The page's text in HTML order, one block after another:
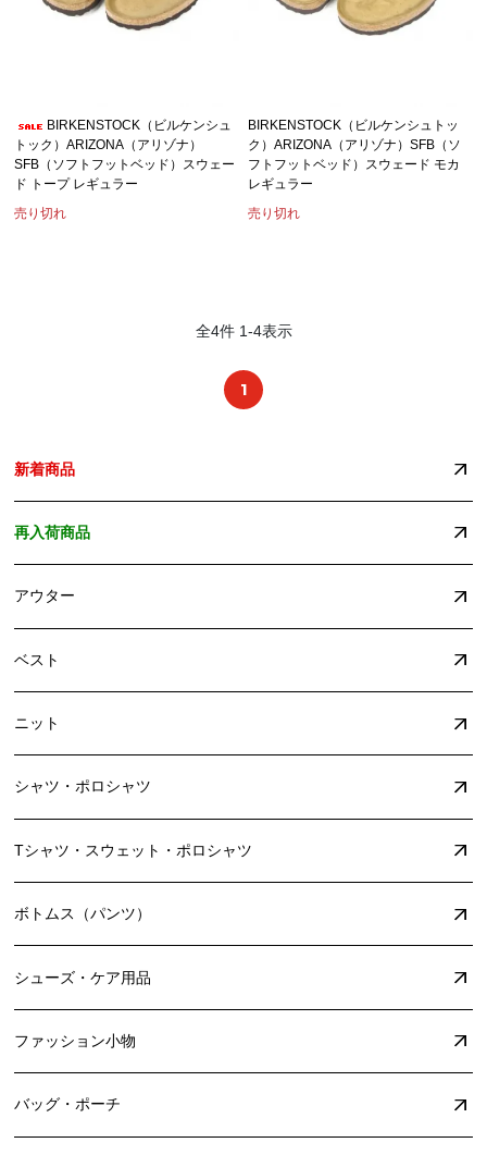
BIRKENSTOCK（ビルケンシュ
トック）ARIZONA（アリゾナ）
SFB（ソフトフットベッド）スウェー
ド トープ レギュラー
売り切れ
BIRKENSTOCK（ビルケンシュトッ
ク）ARIZONA（アリゾナ）SFB（ソ
フトフットベッド）スウェード モカ
レギュラー
売り切れ
全4件 1-4表示
1
新着商品
再入荷商品
アウター
ベスト
ニット
シャツ・ポロシャツ
Tシャツ・スウェット・ポロシャツ
ボトムス（パンツ）
シューズ・ケア用品
ファッション小物
バッグ・ポーチ